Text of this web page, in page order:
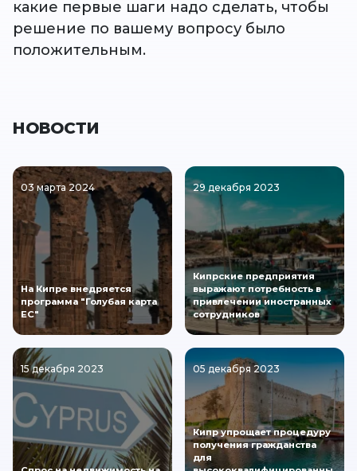
какие первые шаги надо сделать, чтобы
решение по вашему вопросу было
положительным.
НОВОСТИ
03 марта 2024
На Кипре внедряется
программа "Голубая карта
ЕС"
29 декабря 2023
Кипрские предприятия
выражают потребность в
привлечении иностранных
сотрудников
15 декабря 2023 05 декабря 2023
Кипр упрощает процедуру
получения гражданства
для